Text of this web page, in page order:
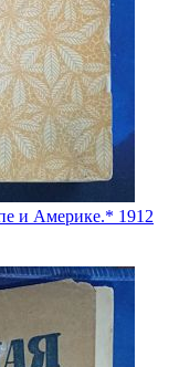
и Америке.* 1912